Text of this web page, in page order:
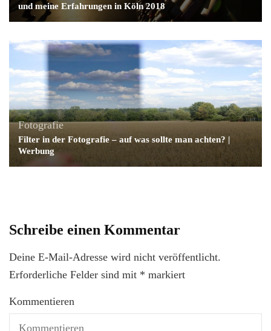
und meine Erfahrungen in Köln 2018
Fotografie
Filter in der Fotografie – auf was sollte man achten? |
Werbung
Schreibe einen Kommentar
Deine E-Mail-Adresse wird nicht veröffentlicht.
Erforderliche Felder sind mit * markiert
Kommentieren